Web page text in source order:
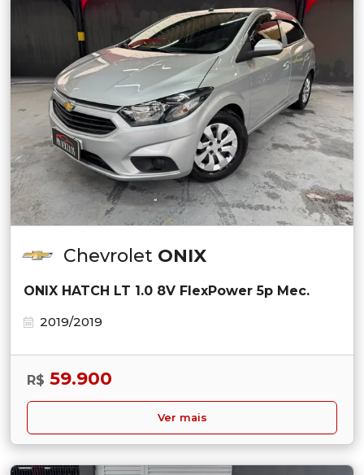
Chevrolet ONIX
ONIX HATCH LT 1.0 8V FlexPower 5p Mec.
2019/2019
R$ 59.900
Ver mais